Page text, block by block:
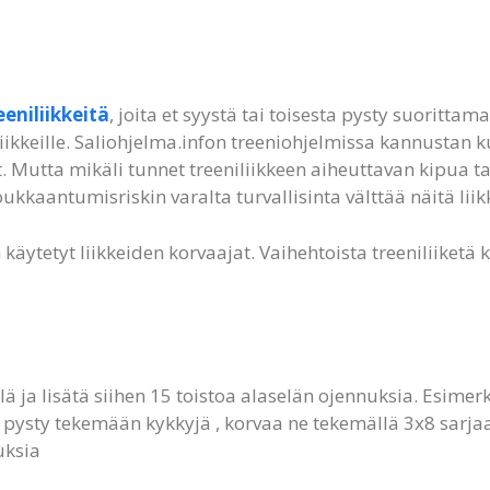
, joita et syystä tai toisesta pysty
Saliohjelma.infon treeniohjelmissa kannustan
Mutta mikäli tunnet treeniliikkeen aiheuttavan kipua
varalta turvallisinta välttää näitä
liikkeiden korvaajat. Vaihehtoista treeniliiketä
ja lisätä siihen 15 toistoa alaselän ojennuksia.
tekemään kykkyjä , korvaa ne tekemällä 3x8